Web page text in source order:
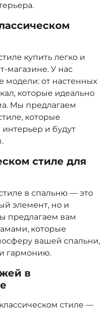
купить легко и
магазине. У нас
модели: от настенных
которые идеально
Мы предлагаем
которые
и будут
стиле для
в спальню — это
элемент, но и
предлагаем вам
которые
вашей спальни,
гармонию.
в
стиле —